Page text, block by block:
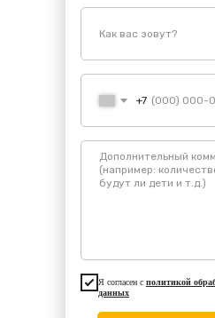
+7
Я согласен с политикой
данных